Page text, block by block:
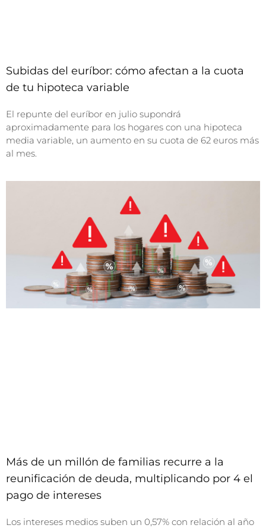
Subidas del euríbor: cómo afectan a la cuota
de tu hipoteca variable
El repunte del euríbor en julio supondrá
aproximadamente para los hogares con una hipoteca
media variable, un aumento en su cuota de 62 euros más
al mes.
Más de un millón de familias recurre a la
reunificación de deuda, multiplicando por 4 el
pago de intereses
Los intereses medios suben un 0,57% con relación al año